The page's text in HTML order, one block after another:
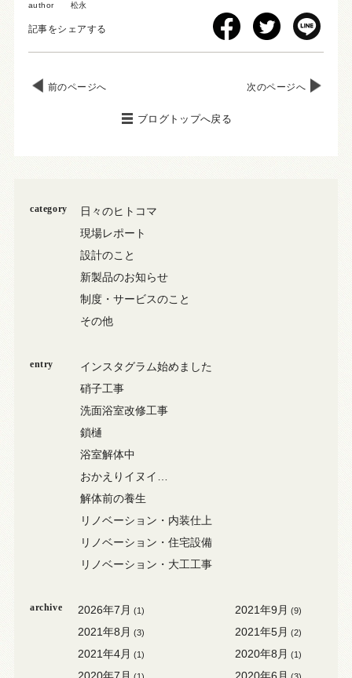
author
松永
記事をシェアする
前のページへ 次のページへ
ブログトップへ戻る
category
日々のヒトコマ
現場レポート
設計のこと
新製品のお知らせ
制度・サービスのこと
その他
entry
インスタグラム始めました
硝子工事
洗面浴室改修工事
鎖樋
浴室解体中
おかえりイヌイ…
解体前の養生
リノベーション・内装仕上
リノベーション・住宅設備
リノベーション・大工工事
archive 2026年7月 (1) 2021年9月 (9)
2021年8月 (3) 2021年5月 (2)
2021年4月 (1) 2020年8月 (1)